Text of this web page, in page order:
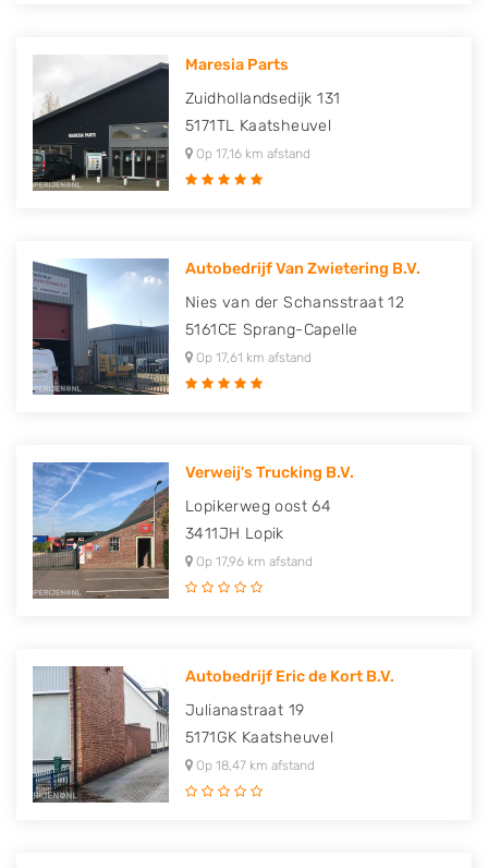
Maresia Parts
Zuidhollandsedijk 131
5171TL Kaatsheuvel
Op 17,16 km afstand
Autobedrijf Van Zwietering B.V.
Nies van der Schansstraat 12
5161CE Sprang-Capelle
Op 17,61 km afstand
Verweij's Trucking B.V.
Lopikerweg oost 64
3411JH Lopik
Op 17,96 km afstand
Autobedrijf Eric de Kort B.V.
Julianastraat 19
5171GK Kaatsheuvel
Op 18,47 km afstand